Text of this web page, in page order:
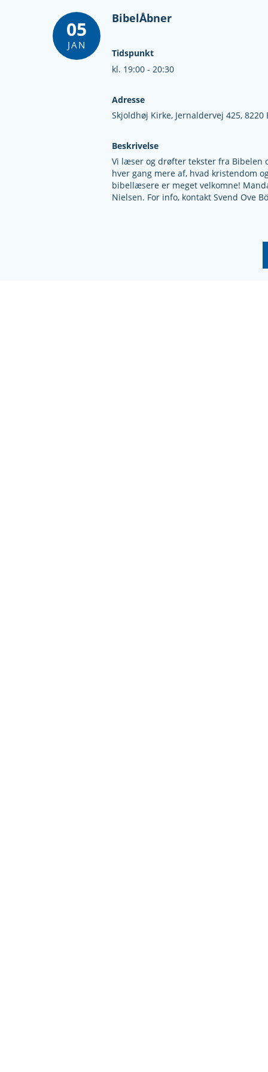
05
JAN
BibelÅbner
Tidspunkt
kl. 19:00 - 20:30
Adresse
Skjoldhøj Kirke, Jernaldervej 425,8220
Beskrivelse
Vi læser og drøfter tekster fra Bibelen
hver gang mere af, hvad kristendom
bibellæsere er meget velkomne!
Nielsen. For info, kontakt Svend Ove